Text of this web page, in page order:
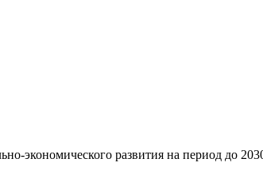
экономического развития на период до